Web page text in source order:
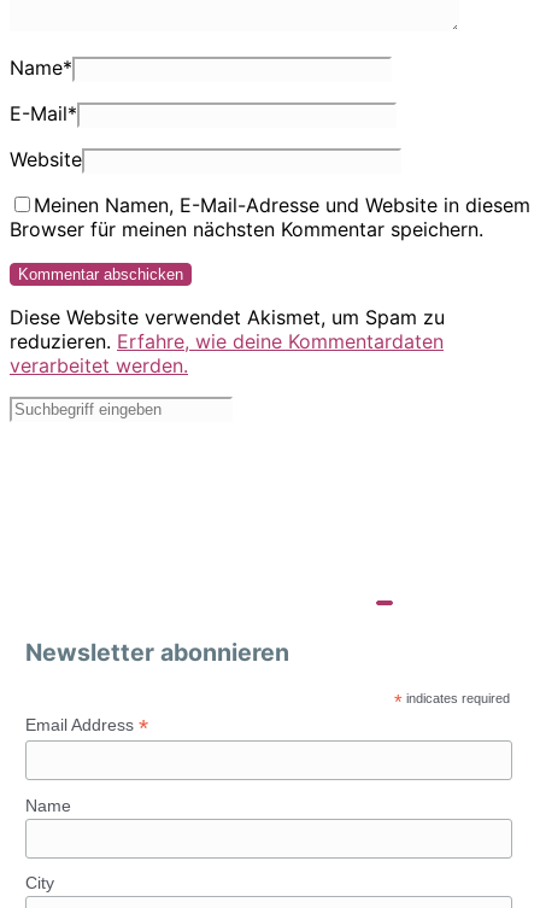
Name*
E-Mail*
Website
Meinen Namen, E-Mail-Adresse und Website in diesem
Browser für meinen nächsten Kommentar speichern.
Diese Website verwendet Akismet, um Spam zu
reduzieren. Erfahre, wie deine Kommentardaten
verarbeitet werden.
Newsletter abonnieren
* indicates required
Email Address *
Name
City